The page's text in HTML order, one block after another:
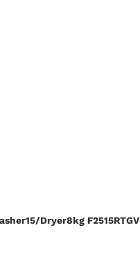
Dryer8kg F2515RTGV